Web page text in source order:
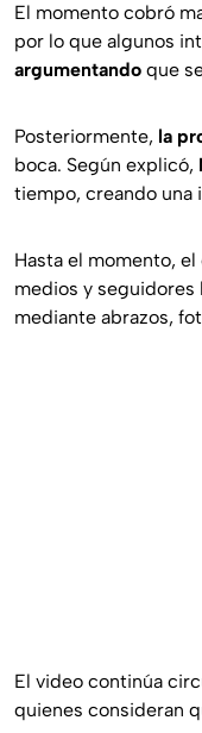
El momento cobró
por lo que algunos
argumentando que
Posteriormente, la
boca. Según explicó,
tiempo, creando una
Hasta el momento,
medios y seguidores
mediante abrazos,
El video continúa
quienes consideran